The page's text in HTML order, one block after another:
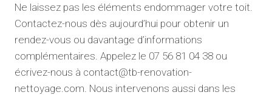
Ne laissez pas les éléments endommager votre toit.
Contactez-nous dès aujourd’hui pour obtenir un
rendez-vous ou davantage d’informations
complémentaires. Appelez le 07 56 81 04 38 ou
écrivez-nous à contact@tb-renovation-
nettoyage.com. Nous intervenons aussi dans les